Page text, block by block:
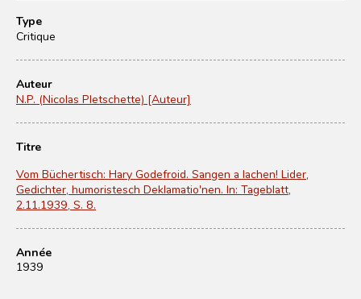
Type
Critique
Auteur
N.P. (Nicolas Pletschette) [Auteur]
Titre
Vom Büchertisch: Hary Godefroid. Sangen a lachen! Lider,
Gedichter, humoristesch Deklamatio'nen. In: Tageblatt,
2.11.1939, S. 8.
Année
1939